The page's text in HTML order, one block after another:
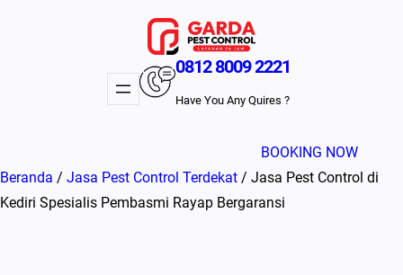
0812 8009 2221
Have You Any Quires ?
BOOKING NOW
Beranda / Jasa Pest Control Terdekat / Jasa Pest Control di
Kediri Spesialis Pembasmi Rayap Bergaransi